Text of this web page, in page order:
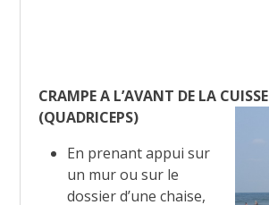
CRAMPE A L’AVANT DE LA CUISSE
(QUADRICEPS)
En prenant appui sur
un mur ou sur le
dossier d’une chaise,